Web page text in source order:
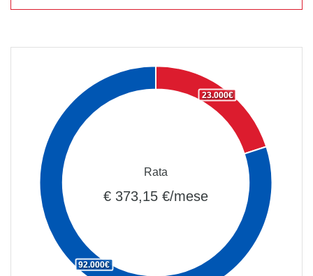
23.000€
92.000€
Rata
€ 373,15 €/mese